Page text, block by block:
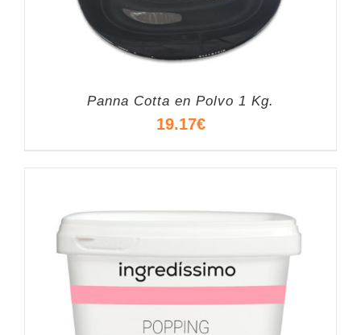
Panna Cotta en Polvo 1 Kg.
19.17€